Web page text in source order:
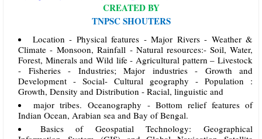
CREATED BY
TNPSC SHOUTERS
Location - Physical features - Major Rivers - Weather &
Climate - Monsoon, Rainfall ‐ Natural resources:- Soil, Water,
Forest, Minerals and Wild life - Agricultural pattern – Livestock
- Fisheries - Industries; Major industries - Growth and
Development - Social- Cultural geography - Population :
Growth, Density and Distribution - Racial, linguistic and
major tribes. Oceanography - Bottom relief features of
Indian Ocean, Arabian sea and Bay of Bengal.
Basics of Geospatial Technology: Geographical